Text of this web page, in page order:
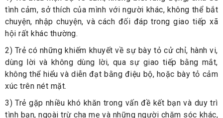
tình cảm, sở thích của mình với người khác, không thể bắt
chuyện, nhập chuyện, và cách đối đáp trong giao tiếp xã
hội rất khác thường.
2) Trẻ có những khiếm khuyết về sự bày tỏ cử chỉ, hành vi,
dùng lời và không dùng lời, qua sự giao tiếp bằng mắt,
không thể hiểu và diễn đạt bằng điệu bộ, hoặc bày tỏ cảm
xúc trên nét mặt.
3) Trẻ gặp nhiều khó khăn trong vấn đề kết bạn và duy trì
tình bạn, ngoài trừ cha mẹ và những người chăm sóc khác,